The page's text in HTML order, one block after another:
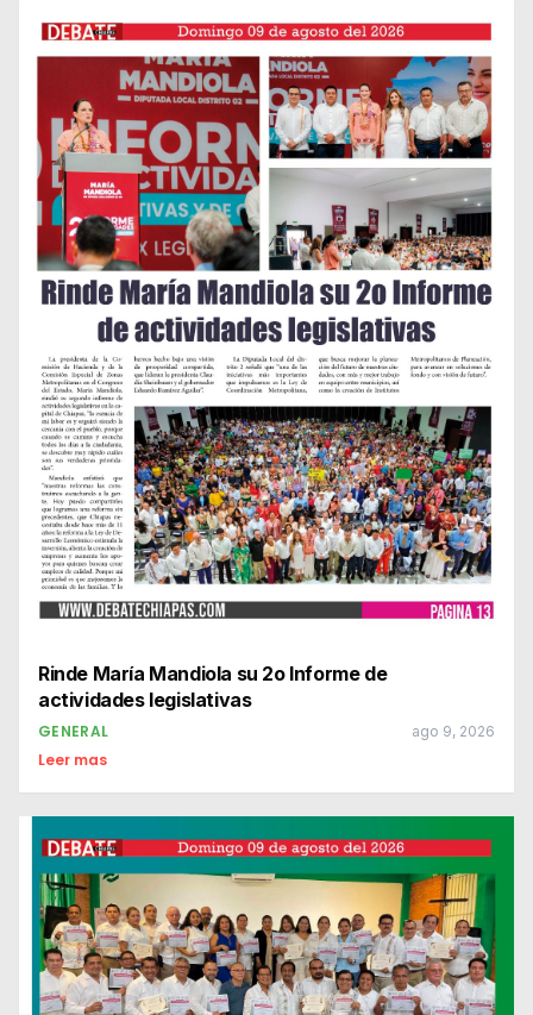
Rinde María Mandiola su 2o Informe de
actividades legislativas
GENERAL ago 9, 2026
Leer mas